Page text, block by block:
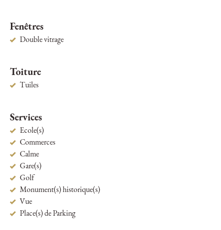
Fenêtres
Double vitrage
Toiture
Tuiles
Services
Ecole(s)
Commerces
Calme
Gare(s)
Golf
Monument(s) historique(s)
Vue
Place(s) de Parking